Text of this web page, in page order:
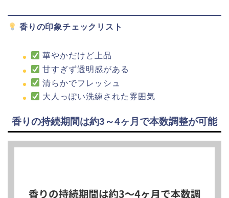
香りの印象チェックリスト
華やかだけど上品
甘すぎず透明感がある
清らかでフレッシュ
大人っぽい洗練された雰囲気
香りの持続期間は約3～4ヶ月で本数調整が可能